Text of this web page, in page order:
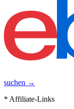
suchen →
* Affiliate-Links